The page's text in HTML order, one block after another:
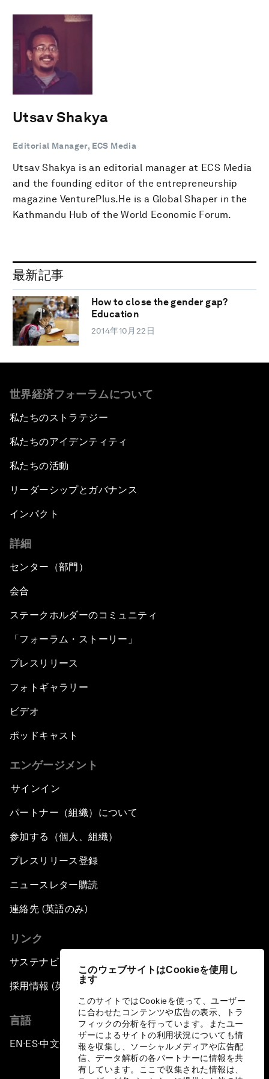
このウェブサイトはCookieを使用し
ます
このサイトではCookieを使って、ユーザー
に合わせたコンテンツや広告の表示、トラ
フィックの分析を行っています。またユー
ザーによるサイトの利用状況についても情
報を収集し、ソーシャルメディアや広告配
信、データ解析の各パートナーに情報を共
有しています。ここで収集された情報は、
Utsav Shakya
Editorial Manager, ECS Media
Utsav Shakya is an editorial manager at ECS Media
and the founding editor of the entrepreneurship
magazine VenturePlus.He is a Global Shaper in the
Kathmandu Hub of the World Economic Forum.
最新記事
How to close the gender gap?
Education
2014年10月22日
世界経済フォーラムについて
私たちのストラテジー
私たちのアイデンティティ
私たちの活動
リーダーシップとガバナンス
インパクト
詳細
センター（部門）
会合
ステークホルダーのコミュニティ
「フォーラム・ストーリー」
プレスリリース
フォトギャラリー
ビデオ
ポッドキャスト
エンゲージメント
サインイン
パートナー（組織）について
参加する（個人、組織）
プレスリリース登録
ニュースレター購読
連絡先 (英語のみ)
リンク
サステナビリティへの取り組み
採用情報 (英語のみ)
言語
EN ▪ES▪中文▪ 日本語